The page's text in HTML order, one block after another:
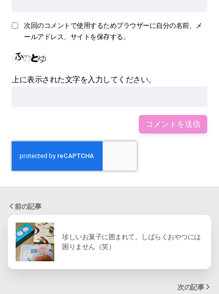
次回のコメントで使用するためブラウザーに自分の名前、メ
ールアドレス、サイトを保存する。
上に表示された文字を入力してください。
前の記事
珍しいお菓子に囲まれて。しばらくおやつには
困りません（笑）
次の記事